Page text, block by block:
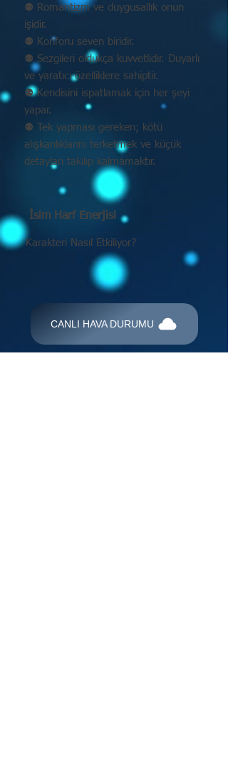
⚉ Romantizm ve duygusallık onun
işidir.
⚉ Konforu seven biridir.
⚉ Sezgileri oldukça kuvvetlidir. Duyarlı
ve yaratıcı özelliklere sahiptir.
⚉ Kendisini ispatlamak için her şeyi
yapar.
⚉ Tek yapması gereken; kötü
alışkanlıklarını terketmek ve küçük
detayları takılıp kalmamaktır.
İsim Harf Enerjisi
Karakteri Nasıl Etkiliyor?
CANLI HAVA DURUMU